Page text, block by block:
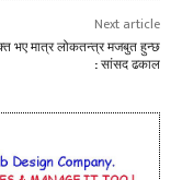
Next article
भए मात्र लोकतन्त्र मजबुत हुन्छ
: सांसद ढकाल